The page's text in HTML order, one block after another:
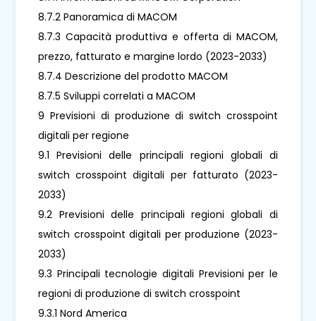
8.7.2 Panoramica di MACOM
8.7.3 Capacità produttiva e offerta di MACOM,
prezzo, fatturato e margine lordo (2023-2033)
8.7.4 Descrizione del prodotto MACOM
8.7.5 Sviluppi correlati a MACOM
9 Previsioni di produzione di switch crosspoint
digitali per regione
9.1 Previsioni delle principali regioni globali di
switch crosspoint digitali per fatturato (2023-
2033)
9.2 Previsioni delle principali regioni globali di
switch crosspoint digitali per produzione (2023-
2033)
9.3 Principali tecnologie digitali Previsioni per le
regioni di produzione di switch crosspoint
9.3.1 Nord America